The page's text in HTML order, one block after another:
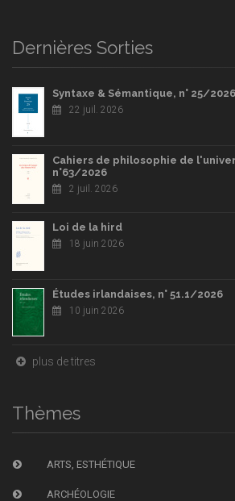
Dernières Sorties
Syntaxe & Sémantique, n° 25/2026
22 juil. 2026
Cahiers de philosophie de
n°63/2026
2 juil. 2026
Loi de la hird
18 juin 2026
Études irlandaises, n° 51.1/2026
10 juin 2026
plus de titres
Thèmes
ARTS, ESTHÉTIQUE
ARCHÉOLOGIE